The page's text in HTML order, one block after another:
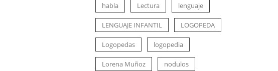
habla Lectura lenguaje
LENGUAJE INFANTIL LOGOPEDA
Logopedas logopedia
Lorena Muñoz nodulos